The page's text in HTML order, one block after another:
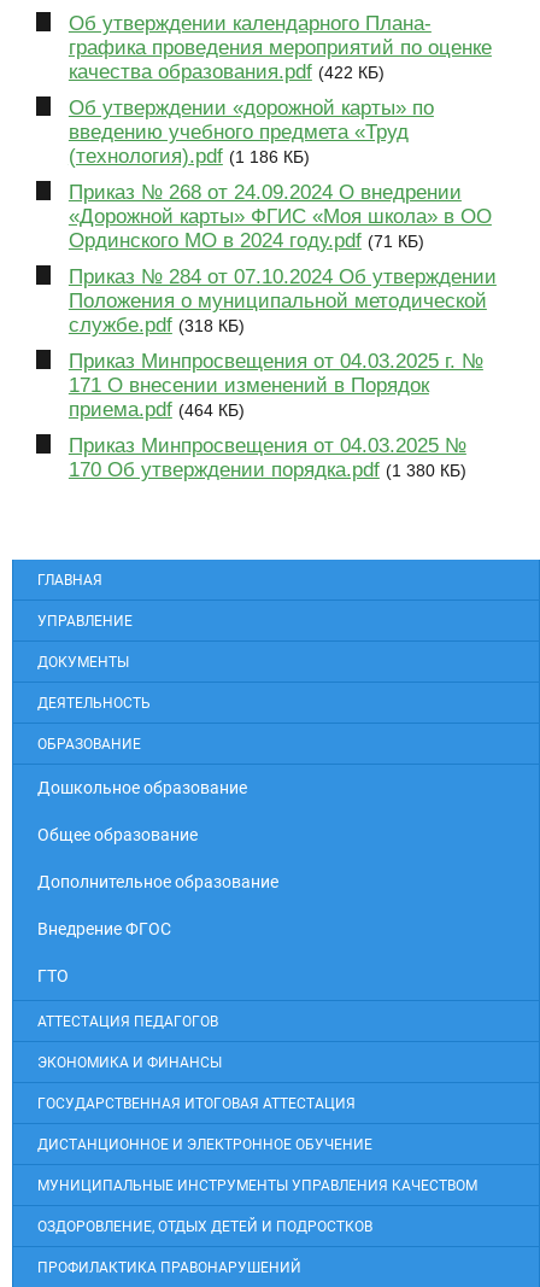
Об утверждении календарного Плана-
графика проведения мероприятий по оценке
качества образования.pdf (422 КБ)
Об утверждении «дорожной карты» по
введению учебного предмета «Труд
(технология).pdf (1 186 КБ)
Приказ № 268 от 24.09.2024 О внедрении
«Дорожной карты» ФГИС «Моя школа» в ОО
Ординского МО в 2024 году.pdf (71 КБ)
Приказ № 284 от 07.10.2024 Об утверждении
Положения о муниципальной методической
службе.pdf (318 КБ)
Приказ Минпросвещения от 04.03.2025 г. №
171 О внесении изменений в Порядок
приема.pdf (464 КБ)
Приказ Минпросвещения от 04.03.2025 №
170 Об утверждении порядка.pdf (1 380 КБ)
ГЛАВНАЯ
УПРАВЛЕНИЕ
ДОКУМЕНТЫ
ДЕЯТЕЛЬНОСТЬ
ОБРАЗОВАНИЕ
Дошкольное образование
Общее образование
Дополнительное образование
Внедрение ФГОС
ГТО
АТТЕСТАЦИЯ ПЕДАГОГОВ
ЭКОНОМИКА И ФИНАНСЫ
ГОСУДАРСТВЕННАЯ ИТОГОВАЯ АТТЕСТАЦИЯ
ДИСТАНЦИОННОЕ И ЭЛЕКТРОННОЕ ОБУЧЕНИЕ
МУНИЦИПАЛЬНЫЕ ИНСТРУМЕНТЫ УПРАВЛЕНИЯ КАЧЕСТВОМ
ОЗДОРОВЛЕНИЕ, ОТДЫХ ДЕТЕЙ И ПОДРОСТКОВ
ПРОФИЛАКТИКА ПРАВОНАРУШЕНИЙ